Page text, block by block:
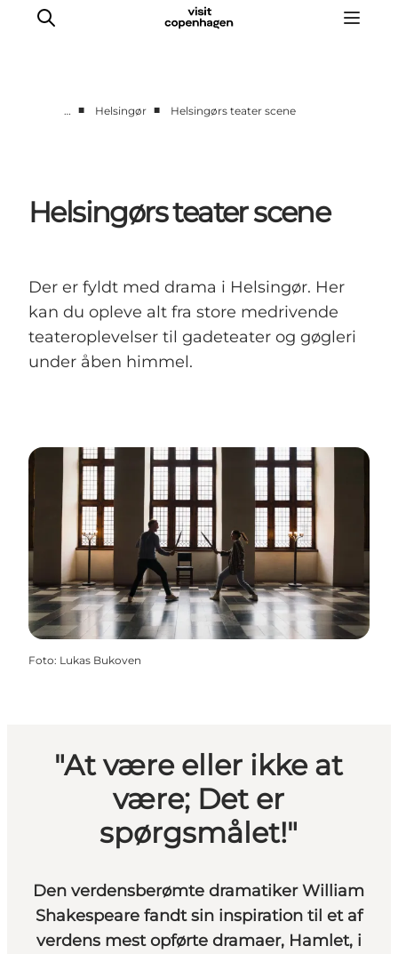
Spis & drik
Områder
CopenPay
Copenhagen Card
… ■ Helsingør ■ Helsingørs teater scene
Helsingørs teater scene
Der er fyldt med drama i Helsingør. Her
kan du opleve alt fra store medrivende
teateroplevelser til gadeteater og gøgleri
under åben himmel.
Foto: Lukas Bukoven
"At være eller ikke at
være; Det er
spørgsmålet!"
Den verdensberømte dramatiker William
Shakespeare fandt sin inspiration til et af
verdens mest opførte dramaer, Hamlet, i